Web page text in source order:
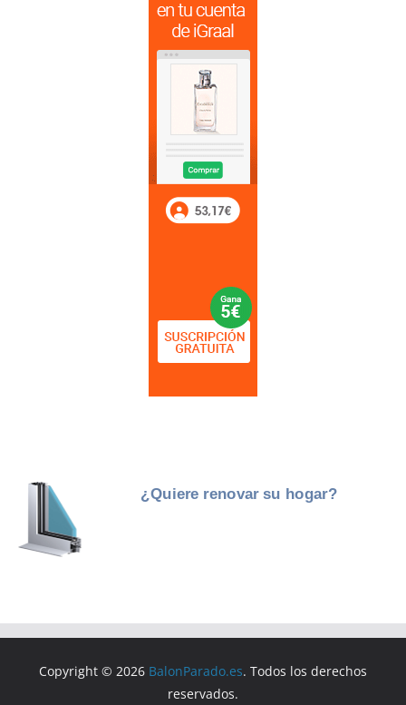
Copyright © 2026 BalonParado.es. Todos los derechos
reservados.